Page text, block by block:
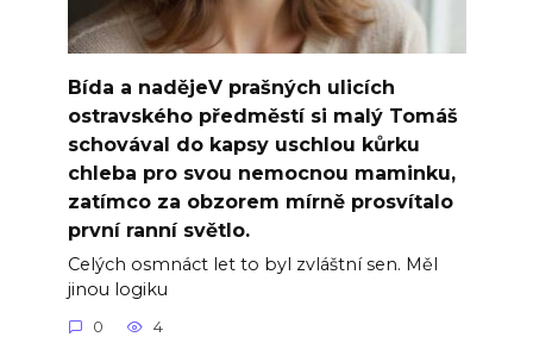
Bída a nadějeV prašných ulicích
ostravského předměstí si malý Tomáš
schovával do kapsy uschlou kůrku
chleba pro svou nemocnou maminku,
zatímco za obzorem mírně prosvítalo
první ranní světlo.
Celých osmnáct let to byl zvláštní sen. Měl
jinou logiku
0 4